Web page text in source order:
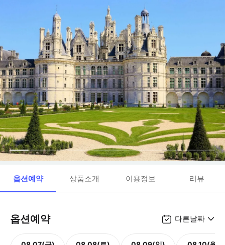
옵션예약 상품소개 이용정보 리뷰
옵션예약 다른날짜